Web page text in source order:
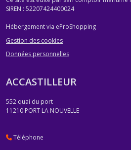
SIREN : 52207424400024
Hébergement via eProShopping
Gestion des cookies
Données personnelles
ACCASTILLEUR
552 quai du port
11210 PORT LA NOUVELLE
Téléphone